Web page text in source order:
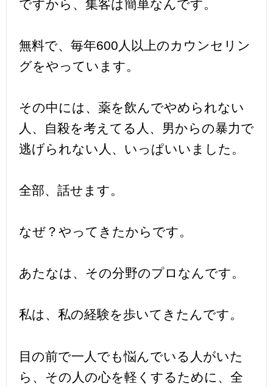
ですから、集客は簡単なんです。
無料で、毎年600人以上のカウンセリン
グをやっています。
その中には、薬を飲んでやめられない
人、自殺を考えてる人、男からの暴力で
逃げられない人、いっぱいいました。
全部、話せます。
なぜ？やってきたからです。
あたなは、その分野のプロなんです。
私は、私の経験を歩いてきたんです。
目の前で一人でも悩んでいる人がいた
ら、その人の心を軽くするために、全